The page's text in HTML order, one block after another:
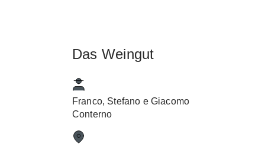
Das Weingut
Franco, Stefano e Giacomo
Conterno